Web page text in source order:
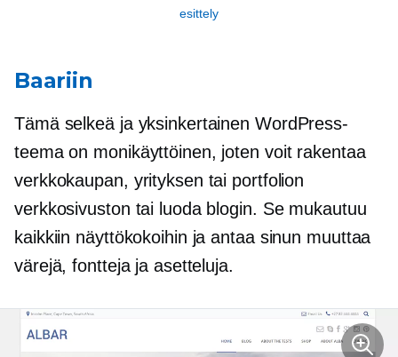
esittely
Baariin
Tämä selkeä ja yksinkertainen WordPress-
teema on monikäyttöinen, joten voit rakentaa
verkkokaupan, yrityksen tai portfolion
verkkosivuston tai luoda blogin. Se mukautuu
kaikkiin näyttökokoihin ja antaa sinun muuttaa
värejä, fontteja ja asetteluja.